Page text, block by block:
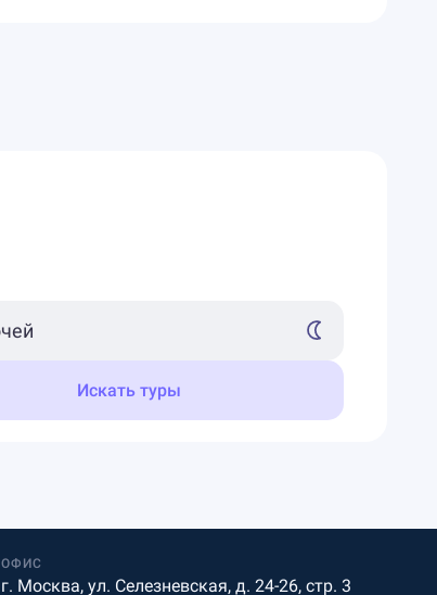
Искать туры
ОФИС
г. Москва, ул. Селезневская, д. 24-26, стр. 3